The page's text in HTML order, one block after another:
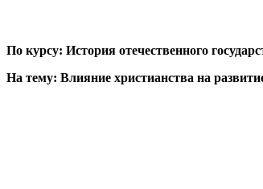
По курсу: История отечественного
На тему: Влияние христианства на